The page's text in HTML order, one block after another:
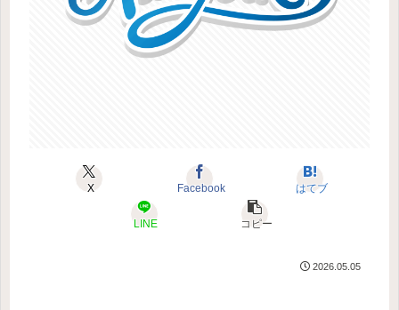
X Facebook はてブ
LINE コピー
2026.05.05